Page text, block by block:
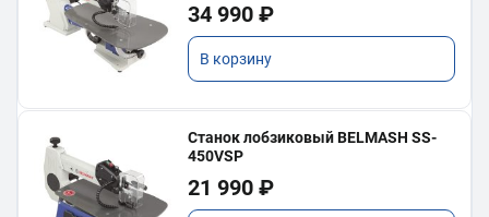
34 990 ₽
В корзину
Станок лобзиковый BELMASH SS-
450VSP
21 990 ₽